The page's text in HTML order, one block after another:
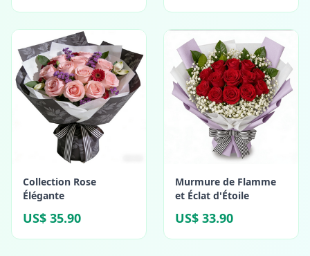
Collection Rose
Élégante
US$ 35.90
Murmure de Flamme
et Éclat d'Étoile
US$ 33.90